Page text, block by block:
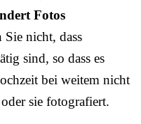
Fotos
Sie nicht, dass
sind, so dass es
bei weitem nicht
sie fotografiert.